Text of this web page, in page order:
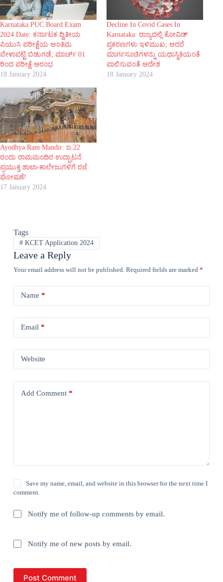
Karnataka PUC Board Exam
2024 Date: ಕರ್ನಾಟಕ ದ್ವಿತೀಯ
ಪಿಯುಸಿ ಪರೀಕ್ಷೆಯ ಅಂತಿಮ
ವೇಳಾಪಟ್ಟಿ ಬಿಡುಗಡೆ; ಮಾರ್ಚ್‌ 01
ರಿಂದ ಪರೀಕ್ಷೆ ಆರಂಭ
18 January 2024
Decline In Covid Cases In
Karnataka: ರಾಜ್ಯದಲ್ಲಿ ಕೋವಿಡ್
ಪ್ರಕರಣಗಳು ಇಳಿಮುಖ; ಆದರೆ
ಮಾರ್ಗಸೂಚಿಗಳನ್ನು ಯಥಾಸ್ಥಿತಿಯಂತೆ
ಪಾಲಿಸುವಂತೆ ಆದೇಶ
18 January 2024
Ayodhya Ram Mandir: ಜ.22
ರಂದು ರಾಮಮಂದಿರ ಉದ್ಘಾಟನೆ
ಪ್ರಯುಕ್ತ ಶಾಲಾ-ಕಾಲೇಜುಗಳಿಗೆ ರಜೆ
ಘೋಷಣೆ!
17 January 2024
Tags
#KCET Application 2024
Leave a Reply
Your email address will not be published. Required fields are marked *
Name *
Email *
Website
Add Comment*
Save my name, email, and website in this browser for the next time I
comment.
Notify me of follow-up comments by email.
Notify me of new posts by email.
Post Comment